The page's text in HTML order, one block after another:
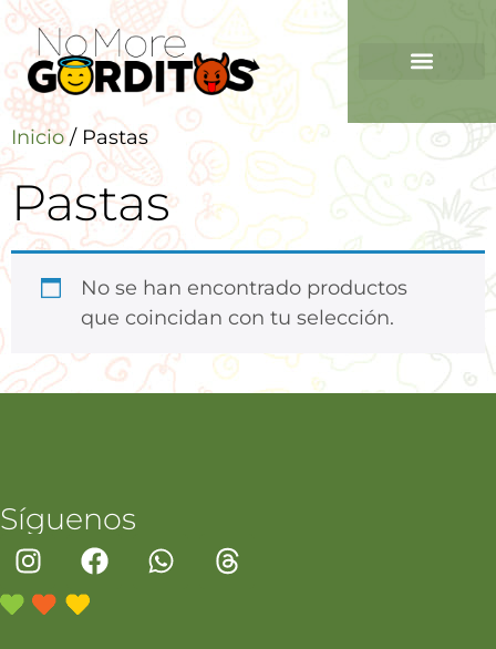
Inicio/ Pastas
Pastas
No se han encontrado productos
que coincidan con tu selección.
Síguenos